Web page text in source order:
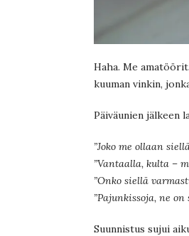
Haha. Me
kuuman vinkin,
Päiväunien jälkeen
”Joko me ollaan
”Vantaalla, kulta –
”Onko siellä
”Pajunkissoja, ne
Suunnistus sujui